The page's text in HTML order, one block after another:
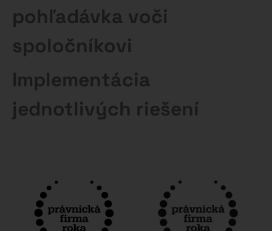
pohľadávka voči
spoločníkovi
Implementácia
jednotlivých riešení